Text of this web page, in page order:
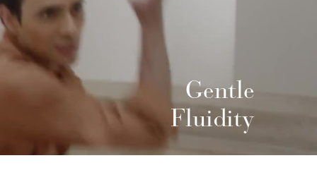
Gentle
Fluidity